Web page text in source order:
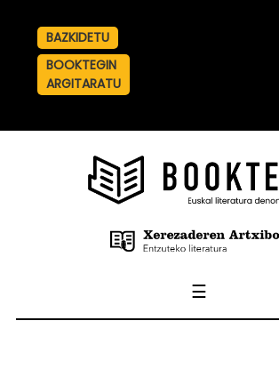
BAZKIDETU
BOOKTEGIN
ARGITARATU
☰